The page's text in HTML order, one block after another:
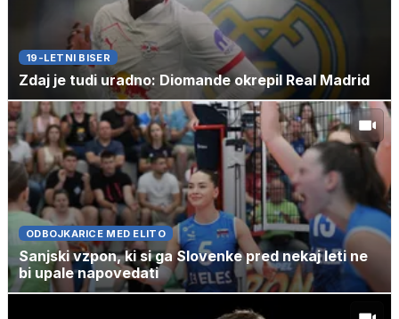
19-LETNI BISER
Zdaj je tudi uradno: Diomande okrepil Real Madrid
ODBOJKARICE MED ELITO
Sanjski vzpon, ki si ga Slovenke pred nekaj leti ne
bi upale napovedati